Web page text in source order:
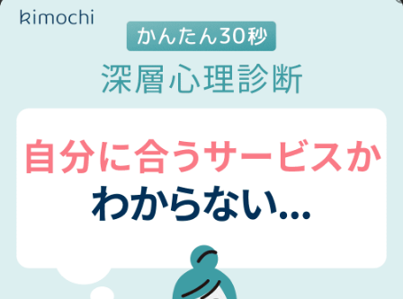
る。
呼吸に意識を向け、息を吸い込む感覚と吐き出す感覚を
丁寧に感じる。
姿勢を整えることで、注意力と集中力を高める効果があ
く体を動かしてみましょう